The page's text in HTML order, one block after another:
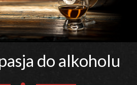
do alkoholu